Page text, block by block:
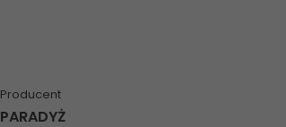
Producent
PARADYŻ